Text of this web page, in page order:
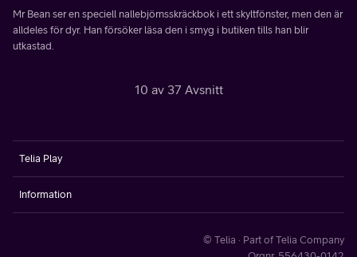
Mr Bean ser en speciell nallebjörnsskräckbok i ett skyltfönster, men den är
alldeles för dyr. Han försöker läsa den i smyg i butiken tills han blir
utkastad.
10 av 37 Avsnitt
Telia Play
Information
© Telia · Part of Telia Company